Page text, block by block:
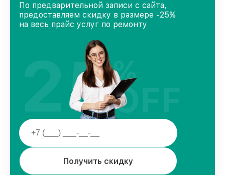
По предварительной записи с сайта,
предоставляем скидку в размере -25%
на весь прайс услуг по ремонту
Получить скидку
25%
OFF